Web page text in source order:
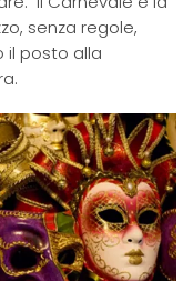
senza regole,
il posto alla